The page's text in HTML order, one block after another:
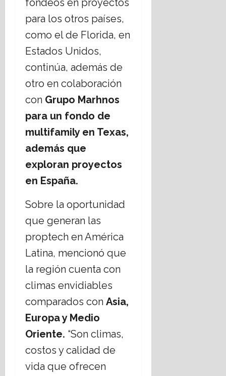
fondeos en proyectos
para los otros países,
como el de Florida, en
Estados Unidos,
continúa, además de
otro en colaboración
con Grupo Marhnos
para un fondo de
multifamily en Texas,
además que
exploran proyectos
en España.
Sobre la oportunidad
que generan las
proptech en América
Latina, mencionó que
la región cuenta con
climas envidiables
comparados con Asia,
Europa y Medio
Oriente. “Son climas,
costos y calidad de
vida que ofrecen